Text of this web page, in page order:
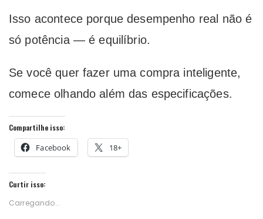
Isso acontece porque desempenho real não é
só potência — é equilíbrio.
Se você quer fazer uma compra inteligente,
comece olhando além das especificações.
Compartilhe isso:
Facebook 18+
Curtir isso:
Carregando...